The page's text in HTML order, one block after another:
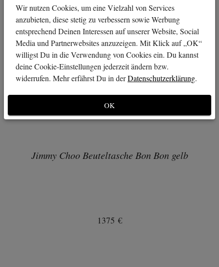
Jimmy Choo Beuteltasche Bon Bon gelb
1375 €
Wir nutzen Cookies, um eine Vielzahl von Services
anzubieten, diese stetig zu verbessern sowie Werbung
entsprechend Deinen Interessen auf unserer Website, Social
Media und Partnerwebsites anzuzeigen. Mit Klick auf „OK“
willigst Du in die Verwendung von Cookies ein. Du kannst
deine Cookie-Einstellungen jederzeit ändern bzw.
widerrufen. Mehr erfährst Du in derDatenschutzerklärung.
OK